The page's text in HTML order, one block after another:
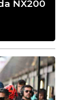
NX200